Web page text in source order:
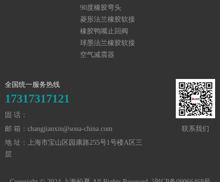
头
90度橡胶弯头
菱形法兰橡胶软接
头
橡胶鸭嘴止回阀
球墨法兰橡胶软接
头
空气减震器
全国统一服务热线
17317317121
固 话：
邮 箱：changjianxin@sona-china.com
地 址：上海市宝山区园康路255号1号楼A区三
层
联系我们